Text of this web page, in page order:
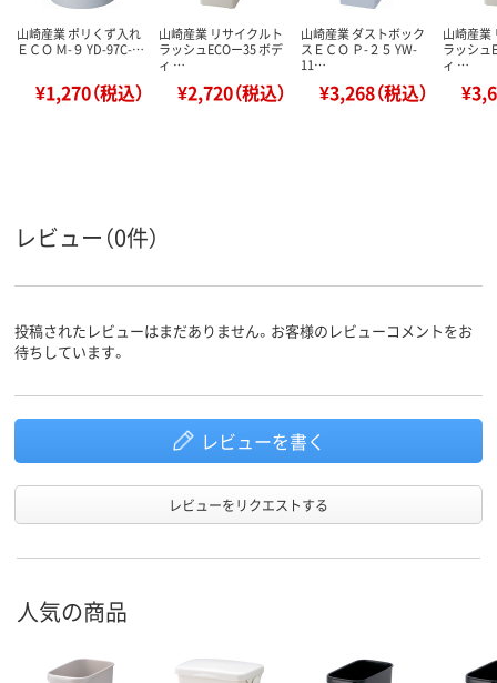
山崎産業 ポリくず入れ
ＥＣＯ Ｍ-９ YD-97C-…
¥1,270（税込）
山崎産業 リサイクルト
ラッシュECOー35 ボデ
ィ …
¥2,720（税込）
山崎産業 ダストボック
スＥＣＯ Ｐ-２５ YW-
11…
¥3,268（税込）
山崎産業
ラッシュ
ィ …
レビュー（0件）
投稿されたレビューはまだありません。お客様のレビューコメントをお
待ちしています。
レビューを書く
レビューをリクエストする
人気の商品